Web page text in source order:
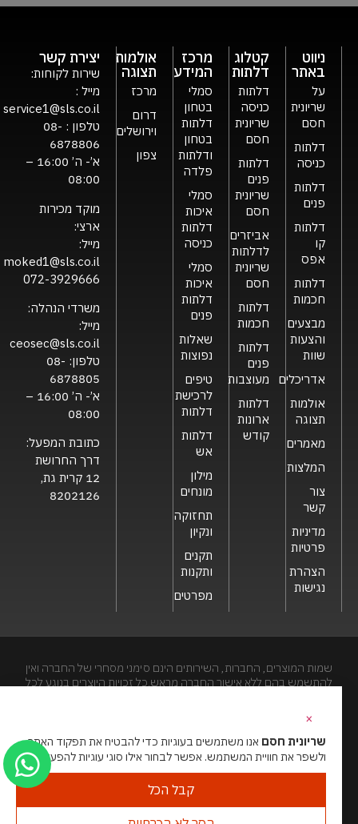
ניווט
באתר
על
שריונית
חסם
דלתות
כניסה
דלתות
פנים
דלתות
קו
אפס
דלתות
חכמות
מבצעים
והצעות
שוות
אדריכלים
אולמות
תצוגה
מאמרים
המלצות
צור
קשר
מדיניות
פרטיות
הצהרת
נגישות
קטלוג
דלתות
דלתות
כניסה
שריונית
חסם
דלתות
פנים
שריונית
חסם
אביזרים
לדלתות
שריונית
חסם
דלתות
חכמות
דלתות
פנים
מעוצבות
דלתות
ארונות
קודש
מרכז
המידע
סמלי
בטחון
דלתות
בטחון
ודלתות
פלדה
סמלי
איכות
דלתות
כניסה
סמלי
איכות
דלתות
פנים
שאלות
נפוצות
טיפים
לרכישת
דלתות
דלתות
אש
מילון
מונחים
תחזוקה
ונקיון
תקנים
ותקנות
מפרטים
אולמות
תצוגה
מרכז
דרום
וירושלים
צפון
יצירת קשר
שירות לקוחות:
מייל :
service1@sls.co.il
טלפון : 08-
6878806
א’- ה’ 16:00 –
08:00
מוקד מכירות
ארצי:
מייל:
moked1@sls.co.il
072-3929666
משרדי הנהלה:
מייל:
ceosec@sls.co.il
טלפון: 08-
6878805
א’- ה’ 16:00 –
08:00
כתובת המפעל:
דרך החרושת
12 קרית גת,
8202126
שמות המוצרים, החברות, השירותים הינם סימני מסחרי של החברה ואין
להתשמש בהם ללא אישור החברה מראש.כל זכויות היוצרים בנוגע לכל
האתר מנוהל ע”י גאו מדיהסוכנות דיגיטל
×
שריונית חסם אנו משתמשים בעוגיות כדי להבטיח את תפקוד האתר
ולשפר את חוויית המשתמש. אפשר לבחור אילו סוגי עוגיות להפעיל.
קבל הכל